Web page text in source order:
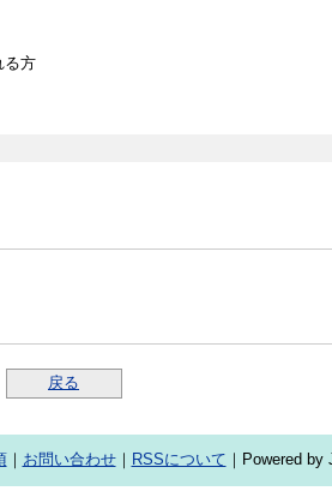
る方
戻る
｜ お問い合わせ｜ RSSについて ｜Powered by